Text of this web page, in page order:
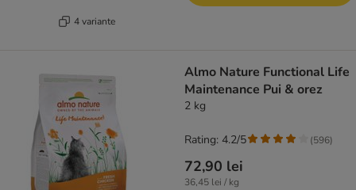
4 variante
Almo Nature Functional Life
Maintenance Pui & orez
2 kg
72,90 lei
36,45 lei / kg
Rating: 4.2/5 (596)